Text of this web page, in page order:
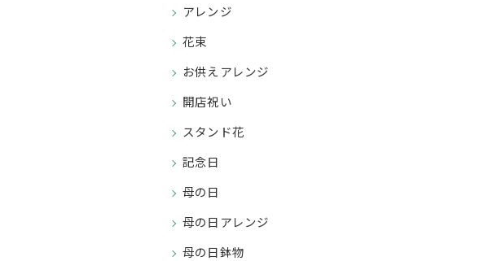
アレンジ
花束
お供えアレンジ
開店祝い
スタンド花
記念日
母の日
母の日アレンジ
母の日鉢物